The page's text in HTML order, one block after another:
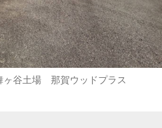
ヶ谷土場 那賀ウッドプラス